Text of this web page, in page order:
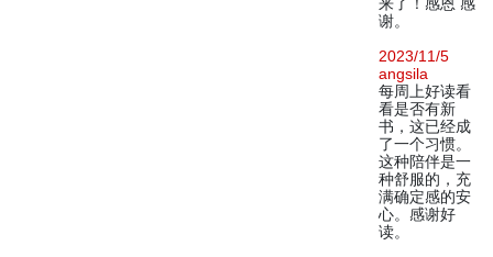
谢。
2023/11/5
angsila
每周上好读看
看是否有新
书，这已经成
了一个习惯。
这种陪伴是一
种舒服的，充
满确定感的安
心。感谢好
读。